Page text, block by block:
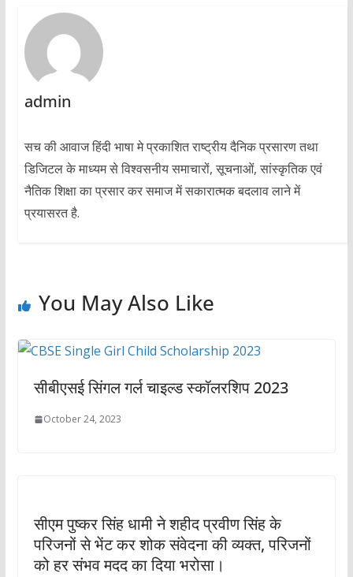
admin
सच की आवाज हिंदी भाषा मे प्रकाशित राष्ट्रीय दैनिक प्रसारण तथा
डिजिटल के माध्यम से विश्वसनीय समाचारों, सूचनाओं, सांस्कृतिक एवं
नैतिक शिक्षा का प्रसार कर समाज में सकारात्मक बदलाव लाने में
प्रयासरत है.
You May Also Like
सीबीएसई सिंगल गर्ल चाइल्ड स्कॉलरशिप 2023
October 24, 2023
सीएम पुष्कर सिंह धामी ने शहीद प्रवीण सिंह के
परिजनों से भेंट कर शोक संवेदना की व्यक्त, परिजनों
को हर संभव मदद का दिया भरोसा।